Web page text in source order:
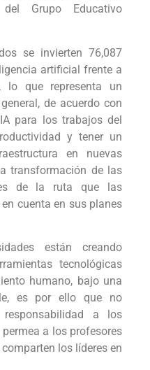
Grupo Educativo
se invierten 76,087
artificial frente a
lo que representa un
de acuerdo con
para los trabajos del
y tener un
en nuevas
transformación de las
de la ruta que las
cuenta en sus planes
están creando
tecnológicas
humano, bajo una
es por ello que no
a los
a los profesores
los líderes en